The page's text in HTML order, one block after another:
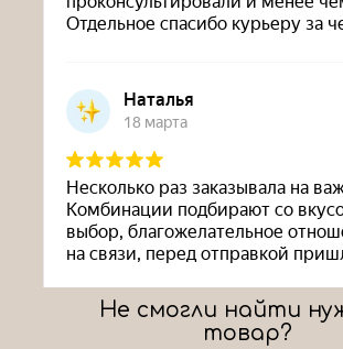
Не смогли найти
товар?